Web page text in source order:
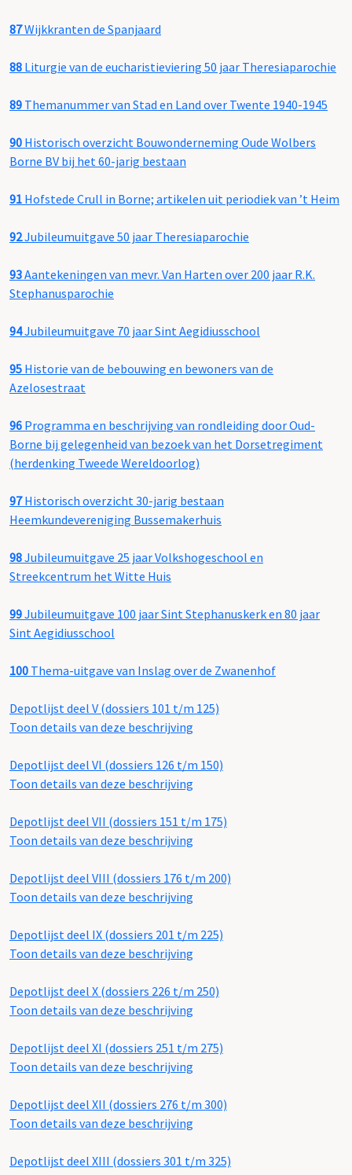
87Wijkkranten de Spanjaard
88 Liturgie van de eucharistieviering 50 jaar Theresiaparochie
89 Themanummer van Stad en Land over Twente 1940-1945
90 Historisch overzicht Bouwonderneming Oude Wolbers
Borne BV bij het 60-jarig bestaan
91 Hofstede Crull in Borne; artikelen uit periodiek van ’t Heim
92Jubileumuitgave 50 jaar Theresiaparochie
93Aantekeningen van mevr. Van Harten over 200 jaar R.K.
Stephanusparochie
94Jubileumuitgave 70 jaar Sint Aegidiusschool
95 Historie van de bebouwing en bewoners van de
Azelosestraat
96 Programma en beschrijving van rondleiding door Oud-
Borne bij gelegenheid van bezoek van het Dorsetregiment
(herdenking Tweede Wereldoorlog)
97Historisch overzicht 30-jarig bestaan
Heemkundevereniging Bussemakerhuis
98Jubileumuitgave 25 jaar Volkshogeschool en
Streekcentrum het Witte Huis
99Jubileumuitgave 100 jaar Sint Stephanuskerk en 80 jaar
Sint Aegidiusschool
100 Thema-uitgave van Inslag over de Zwanenhof
Depotlijst deel V (dossiers 101 t/m 125)
Toon details van deze beschrijving
Depotlijst deel VI (dossiers 126 t/m 150)
Toon details van deze beschrijving
Depotlijst deel VII (dossiers 151 t/m 175)
Toon details van deze beschrijving
Depotlijst deel VIII (dossiers 176 t/m 200)
Toon details van deze beschrijving
Depotlijst deel IX (dossiers 201 t/m 225)
Toon details van deze beschrijving
Depotlijst deel X (dossiers 226 t/m 250)
Toon details van deze beschrijving
Depotlijst deel XI (dossiers 251 t/m 275)
Toon details van deze beschrijving
Depotlijst deel XII (dossiers 276 t/m 300)
Toon details van deze beschrijving
Depotlijst deel XIII (dossiers 301 t/m 325)